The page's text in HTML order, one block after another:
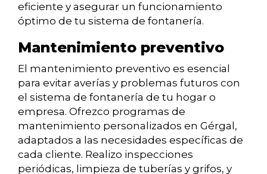
eficiente y asegurar un funcionamiento
óptimo de tu sistema de fontanería.
Mantenimiento preventivo
El mantenimiento preventivo es esencial
para evitar averías y problemas futuros con
el sistema de fontanería de tu hogar o
empresa. Ofrezco programas de
mantenimiento personalizados en Gérgal,
adaptados a las necesidades específicas de
cada cliente. Realizo inspecciones
periódicas, limpieza de tuberías y grifos, y